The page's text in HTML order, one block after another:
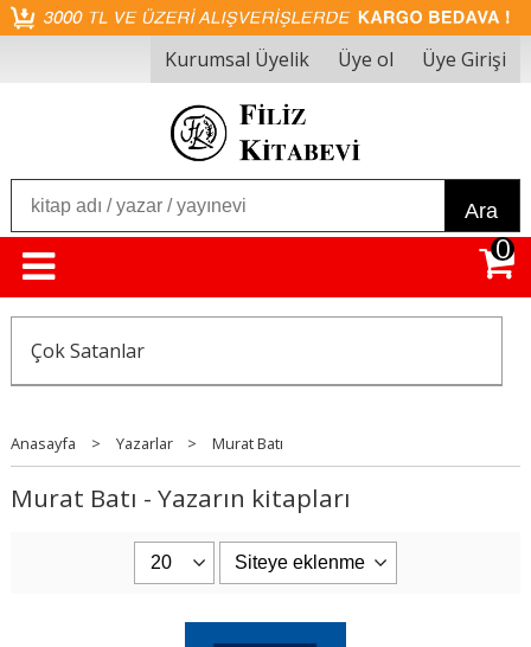
Kurumsal Üyelik Üye ol Üye Girişi
Ara
0
Çok Satanlar
Anasayfa > Yazarlar > Murat Batı
Murat Batı - Yazarın kitapları